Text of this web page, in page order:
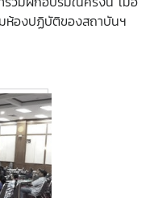
ห้องปฏิบัติของสถาบันฯ